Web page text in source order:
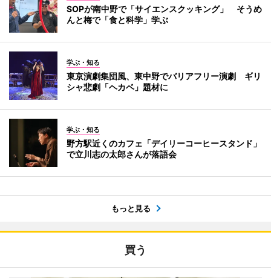
SOPが南中野で「サイエンスクッキング」 そうめ
んと梅で「食と科学」学ぶ
学ぶ・知る
東京演劇集団風、東中野でバリアフリー演劇 ギリ
シャ悲劇「ヘカベ」題材に
学ぶ・知る
野方駅近くのカフェ「デイリーコーヒースタンド」
で立川志の太郎さんが落語会
もっと見る
買う